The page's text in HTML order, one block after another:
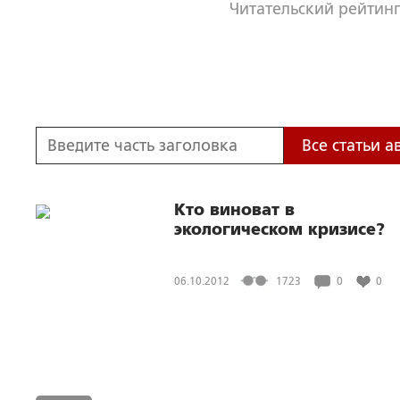
Читательский
Все статьи
Кто виноват в
экологическом кризисе?
06.10.2012 1723 0 0